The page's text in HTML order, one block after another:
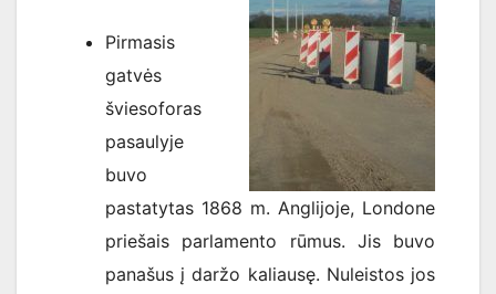
Pirmasis
gatvės
šviesoforas
pasaulyje
buvo
pastatytas 1868 m. Anglijoje, Londone
priešais parlamento rūmus. Jis buvo
panašus į daržo kaliausę. Nuleistos jos